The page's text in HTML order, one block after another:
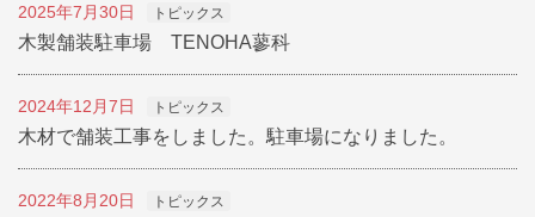
2025年7月30日 トピックス
木製舗装駐車場 TENOHA蓼科
2024年12月7日 トピックス
木材で舗装工事をしました。駐車場になりました。
2022年8月20日 トピックス